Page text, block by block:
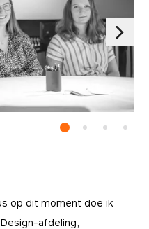
op dit moment doe ik
afdeling,